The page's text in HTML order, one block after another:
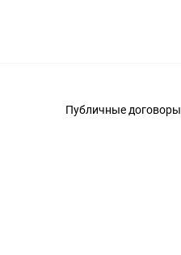
Публичные договоры